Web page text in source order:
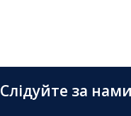
Слідуйте за нами